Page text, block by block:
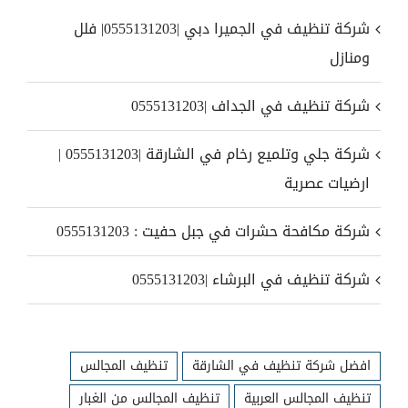
شركة تنظيف في الجميرا دبي |0555131203| فلل
ومنازل
شركة تنظيف في الجداف |0555131203
شركة جلي وتلميع رخام في الشارقة |0555131203 |
ارضيات عصرية
شركة مكافحة حشرات في جبل حفيت : 0555131203
شركة تنظيف في البرشاء |0555131203
افضل شركة تنظيف في الشارقة
تنظيف المجالس
تنظيف المجالس العربية
تنظيف المجالس من الغبار